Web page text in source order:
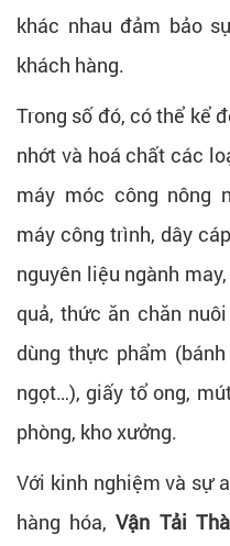
khác nhau đảm bảo
khách hàng.
Trong số đó, có thể kể
nhớt và hoá chất các
máy móc công nông
máy công trình, dây
nguyên liệu ngành
quả, thức ăn chăn
dùng thực phẩm
ngọt…), giấy tổ ong,
phòng, kho xưởng.
Với kinh nghiệm và sự
hàng hóa,Vận Tải